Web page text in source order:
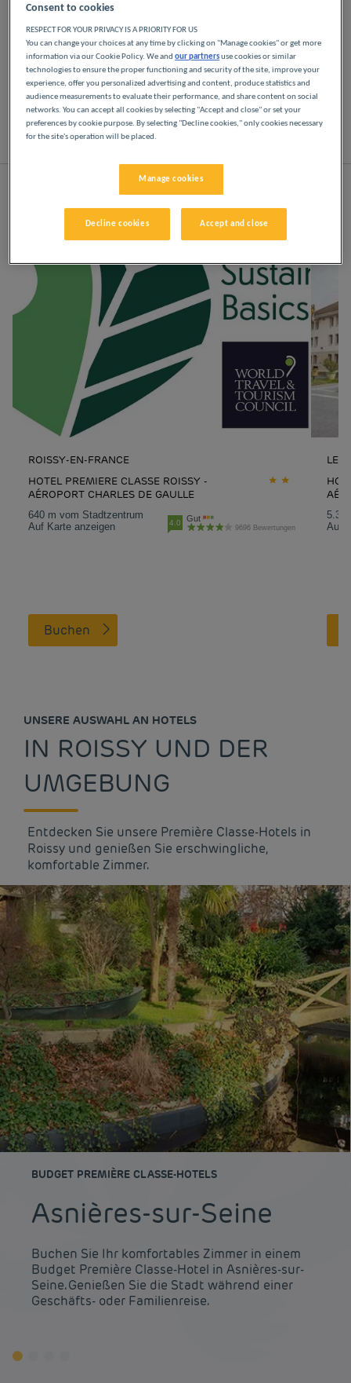
Lassen Sie sich in unseren Première Classe-Hotels
in Roissy verwöhnen. Kommen Sie vom ersten
Moment an in den Genuss der Première Classe-
Erfahrung: erschwingliche, freundliche und
komfortable Hotels. Helle, moderne Räume. Alles,
was Sie für eine erholsame Übernachtung zu
einem günstigen Preis brauchen.
ROISSY-EN-FRANCE
HOTEL PREMIERE CLASSE ROISSY -
AÉROPORT CHARLES DE GAULLE
640 m vom Stadtzentrum
Auf Karte anzeigen
4.0 Gut
9696 Bewertungen
Buchen
LE
5.3
Auf
UNSERE AUSWAHL AN HOTELS
IN ROISSY UND DER
UMGEBUNG
Entdecken Sie unsere Première Classe-Hotels in
Roissy und genießen Sie erschwingliche,
komfortable Zimmer.
BUDGET PREMIÈRE CLASSE-HOTELS
Asnières-sur-Seine
Buchen Sie Ihr komfortables Zimmer in einem
Budget Première Classe-Hotel in Asnières-sur-
Seine. Genießen Sie die Stadt während einer
Geschäfts- oder Familienreise.
Consent to cookies
RESPECT FOR YOUR PRIVACY IS A PRIORITY FOR US
You can change your choices at any time by clicking on "Manage cookies" or get more
information via our Cookie Policy. We andour partnersuse cookies or similar
technologies to ensure the proper functioning and security of the site, improve your
experience, offer you personalized advertising and content, produce statistics and
audience measurements to evaluate their performance, and share content on social
networks. You can accept all cookies by selecting "Accept and close" or set your
preferences by cookie purpose. By selecting "Decline cookies," only cookies necessary
for the site's operation will be placed.
Manage cookies
Decline cookies Accept and close